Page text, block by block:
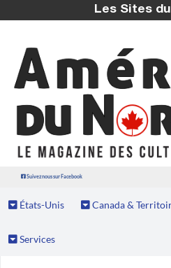
Les Sites
Suivez nous sur Facebook
États-Unis Canada &
Services